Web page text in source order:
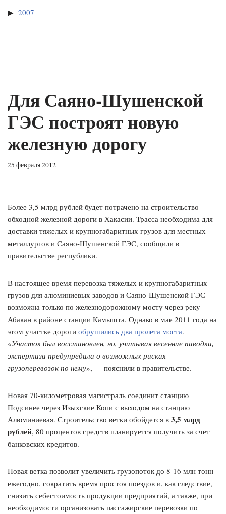
2007
Для Саяно-Шушенской
ГЭС построят новую
железную дорогу
25 февраля 2012
Более 3,5 млрд рублей будет потрачено на строительство
обходной железной дороги в Хакасии. Трасса необходима для
доставки тяжелых и крупногабаритных грузов для местных
металлургов и Саяно-Шушенской ГЭС, сообщили в
правительстве республики.
В настоящее время перевозка тяжелых и крупногабаритных
грузов для алюминиевых заводов и Саяно-Шушенской ГЭС
возможна только по железнодорожному мосту через реку
Абакан в районе станции Камышта. Однако в мае 2011 года на
этом участке дороги обрушились два пролета моста.
«Участок был восстановлен, но, учитывая весенние паводки,
экспертиза предупредила о возможных рисках
грузоперевозок по нему», — пояснили в правительстве.
Новая 70-километровая магистраль соединит станцию
Подсинее через Изыхские Копи с выходом на станцию
Алюминиевая. Строительство ветки обойдется в 3,5 млрд
рублей, 80 процентов средств планируется получить за счет
банковских кредитов.
Новая ветка позволит увеличить грузопоток до 8-16 млн тонн
ежегодно, сократить время простоя поездов и, как следствие,
снизить себестоимость продукции предприятий, а также, при
необходимости организовать пассажирские перевозки по